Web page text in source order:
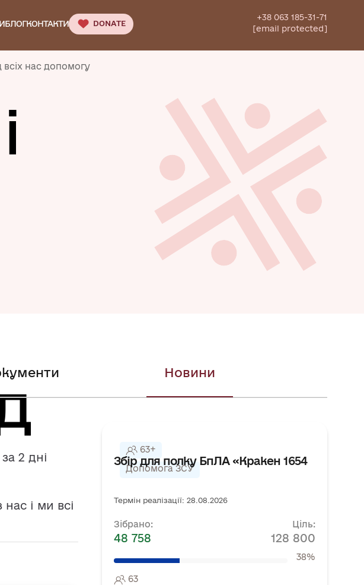
БЛОГКОНТАКТИ DONATE
+38 063 185-31-71
[email protected]
всіх нас допомогу
Новини
2 дні
і ми всі
63+
Допомога ЗСУ
Збір для полку БпЛА «Кракен 1654
Термін реалізації: 28.08.2026
Зібрано:
48 758
Ціль:
128 800
38%
63